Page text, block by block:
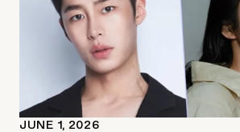
JUNE 1, 2026